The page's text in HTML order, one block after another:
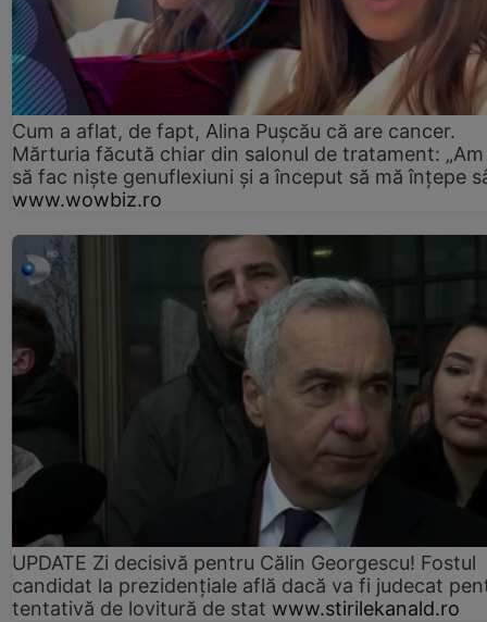
Cum a aflat, de fapt, Alina Pușcău că are cancer.
Mărturia făcută chiar din salonul de tratament:
să fac niște genuflexiuni și a început să mă înțepe
www.wowbiz.ro
UPDATE Zi decisivă pentru Călin Georgescu! Fostul
candidat la prezidențiale află dacă va fi judecat
tentativă de lovitură de stat www.stirilekanald.ro